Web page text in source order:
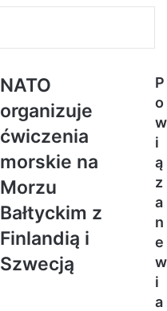
NATO
organizuje
ćwiczenia
morskie na
Morzu
Bałtyckim z
Finlandią i
Szwecją
P
o
w
i
ą
z
a
n
e
w
i
a